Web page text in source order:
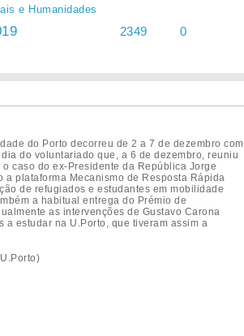
e Humanidades
2349 0
do Porto decorreu de 2 a 7 de dezembro com
do voluntariado que, a 6 de dezembro, reuniu
caso do ex-Presidente da República Jorge
plataforma Mecanismo de Resposta Rápida
de refugiados e estudantes em mobilidade
a habitual entrega do Prémio de
as intervenções de Gustavo Carona
estudar na U.Porto, que tiveram assim a